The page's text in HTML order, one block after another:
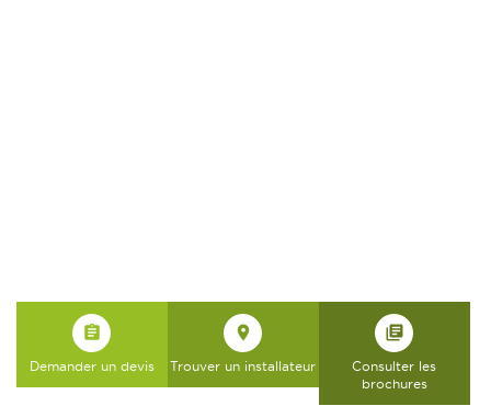
assignment
Demander un devis
place
Trouver un installateur
library_books
Consulter les
brochures